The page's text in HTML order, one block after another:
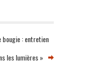
bougie : entretien
les lumières »